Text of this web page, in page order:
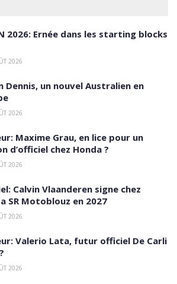
2026: Ernée dans les starting blocks
2026
Dennis, un nouvel Australien en
2026
Maxime Grau, en lice pour un
d’officiel chez Honda ?
2026
Calvin Vlaanderen signe chez
SR Motoblouz en 2027
2026
Valerio Lata, futur officiel De Carli
2026